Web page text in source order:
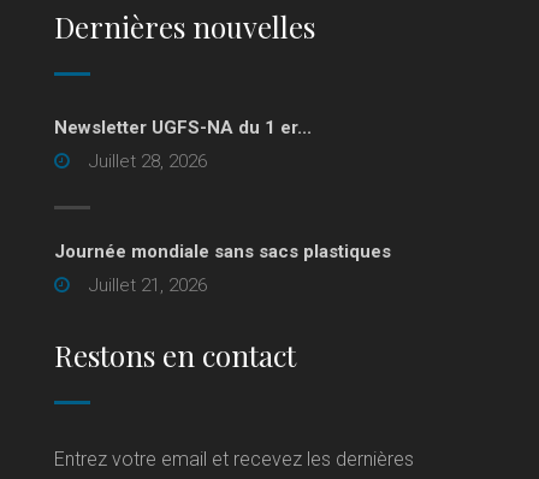
Dernières nouvelles
Newsletter UGFS-NA du 1 er...
Juillet 28, 2026
Journée mondiale sans sacs plastiques
Juillet 21, 2026
Restons en contact
Entrez votre email et recevez les dernières